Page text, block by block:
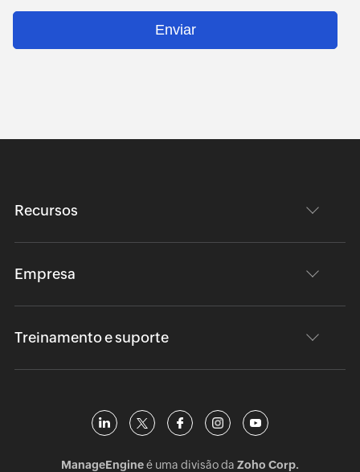
Enviar
Recursos
Empresa
Treinamento e suporte
ManageEngineé uma divisão da Zoho Corp.